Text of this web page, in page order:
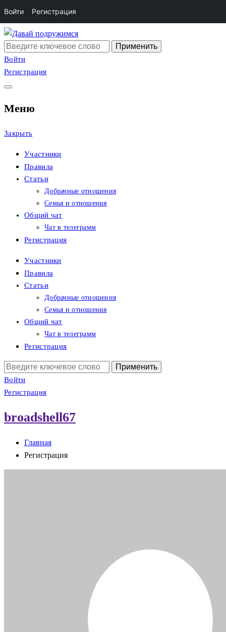
Перейти
к
содержимому
Сайт христианских
знакомств
Давай подружимся
Поиск:
Войти
Регистрация
Меню
Закрыть
Участники
Правила
Статьи
Добрачные отношения
Семья и отношения
Общий чат
Чат в телеграмм
Регистрация
Участники
Правила
Статьи
Добрачные отношения
Семья и отношения
Общий чат
Чат в телеграмм
Регистрация
Поиск:
Войти
Регистрация
broadshell67
Главная
Регистрация
Войти Регистрация